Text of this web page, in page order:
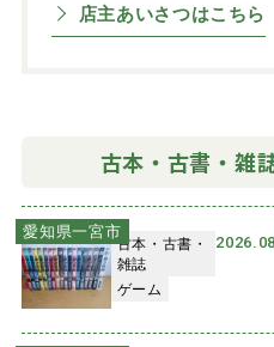
店主あいさつはこちら
古本・古書・雑
愛知県一宮市
古本・古書・
雑誌
ゲーム